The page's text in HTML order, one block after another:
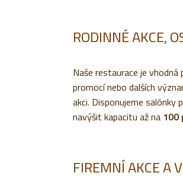
RODINNÉ AKCE,
Naše restaurace je vhodná
promocí nebo dalších
akci. Disponujeme salónky
navýšit kapacitu až na 100
FIREMNÍ AKCE A